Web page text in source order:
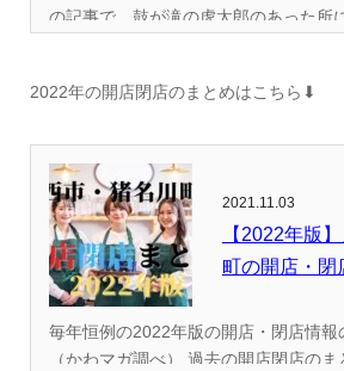
の記事で、鼓が滝の虎太郎のあった所
2022年の開店閉店のまとめはこちら⬇︎
2021.11.03
【2022年版
町の開店・閉
毎年恒例の2022年版の開店・閉店情報
（かわマガ調べ） 過去の開店閉店のま